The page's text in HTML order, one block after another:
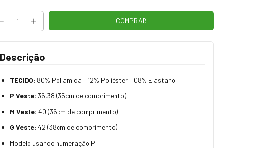
Descrição
TECIDO: 80% Poliamida – 12% Poliéster – 08% Elastano
P Veste: 36,38 (35cm de comprimento)
M Veste: 40 (36cm de comprimento)
G Veste: 42 (38cm de comprimento)
Modelo usando numeração P.